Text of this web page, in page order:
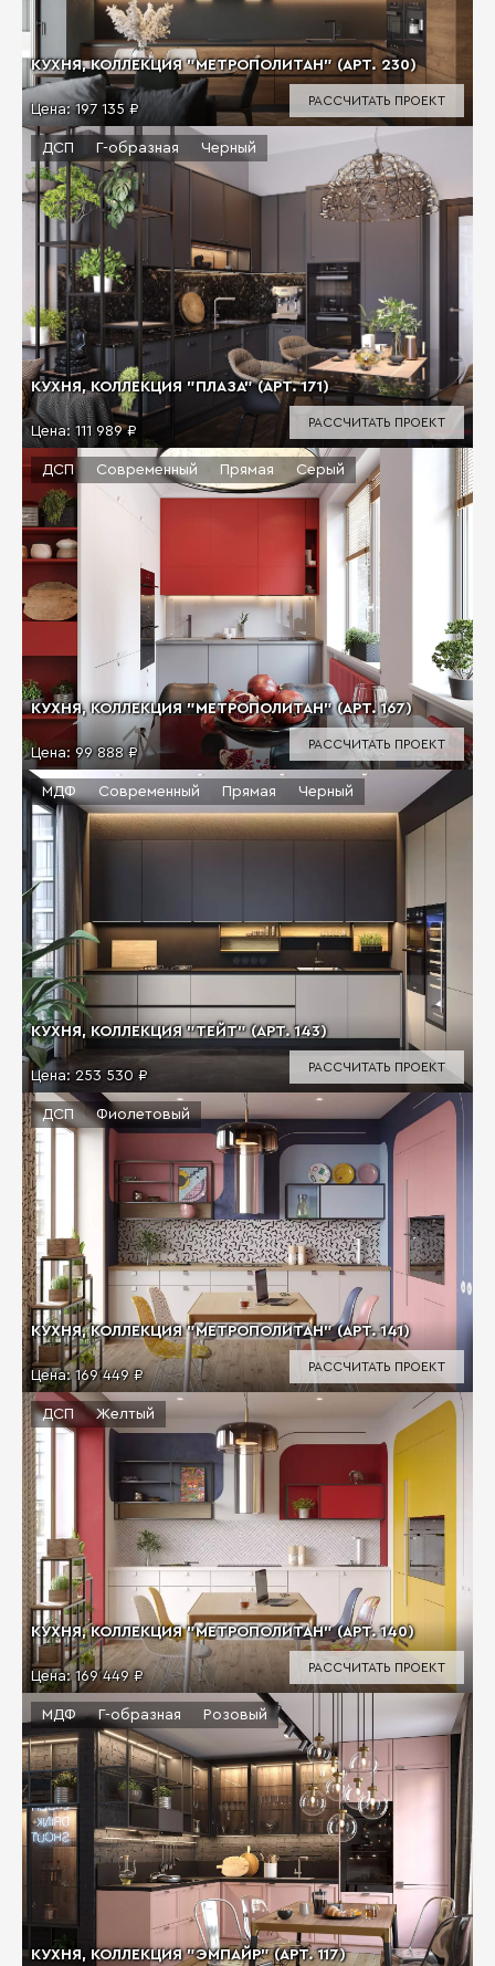
КУХНЯ, КОЛЛЕКЦИЯ "МЕТРОПОЛИТАН" (АРТ. 230)
Цена:197 135 ₽
РАССЧИТАТЬ ПРОЕКТ
КУХНЯ, КОЛЛЕКЦИЯ "ПЛАЗА" (АРТ. 171)
Цена:111 989 ₽
ДСП Г-образная Черный
РАССЧИТАТЬ ПРОЕКТ
КУХНЯ, КОЛЛЕКЦИЯ "МЕТРОПОЛИТАН" (АРТ. 167)
Цена: 99 888 ₽
ДСП Современный Прямая Серый
РАССЧИТАТЬ ПРОЕКТ
КУХНЯ, КОЛЛЕКЦИЯ "ТЕЙТ" (АРТ. 143)
Цена:253 530 ₽
МДФ Современный Прямая Черный
РАССЧИТАТЬ ПРОЕКТ
КУХНЯ, КОЛЛЕКЦИЯ "МЕТРОПОЛИТАН" (АРТ. 141)
Цена: 169 449 ₽
ДСП Фиолетовый
РАССЧИТАТЬ ПРОЕКТ
КУХНЯ, КОЛЛЕКЦИЯ "МЕТРОПОЛИТАН" (АРТ. 140)
Цена: 169 449 ₽
ДСП Желтый
РАССЧИТАТЬ ПРОЕКТ
КУХНЯ, КОЛЛЕКЦИЯ "ЭМПАЙР" (АРТ. 117)
МДФ Г-образная Розовый